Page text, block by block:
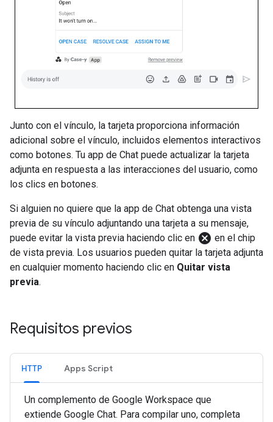
Junto con el vínculo, la tarjeta proporciona información
adicional sobre el vínculo, incluidos elementos interactivos
como botones. Tu app de Chat puede actualizar la tarjeta
adjunta en respuesta a las interacciones del usuario, como
los clics en botones.
Si alguien no quiere que la app de Chat obtenga una vista
previa de su vínculo adjuntando una tarjeta a su mensaje,
puede evitar la vista previa haciendo clic en cancel en el chip
de vista previa. Los usuarios pueden quitar la tarjeta adjunta
en cualquier momento haciendo clic en Quitar vista
previa.
Requisitos previos
HTTP Apps Script
Un complemento de Google Workspace que
extiende Google Chat. Para compilar uno, completa